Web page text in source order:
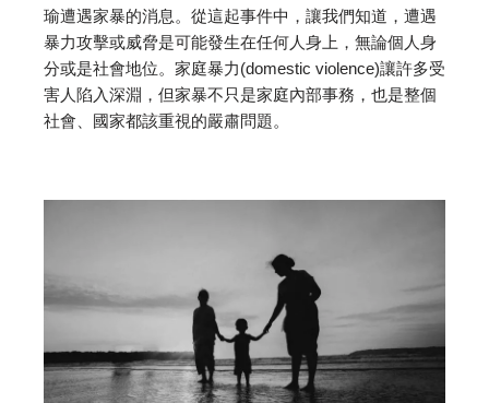
瑜遭遇家暴的消息。從這起事件中，讓我們知道，遭遇
暴力攻擊或威脅是可能發生在任何人身上，無論個人身
分或是社會地位。家庭暴力(domestic violence)讓許多受
害人陷入深淵，但家暴不只是家庭內部事務，也是整個
社會、國家都該重視的嚴肅問題。